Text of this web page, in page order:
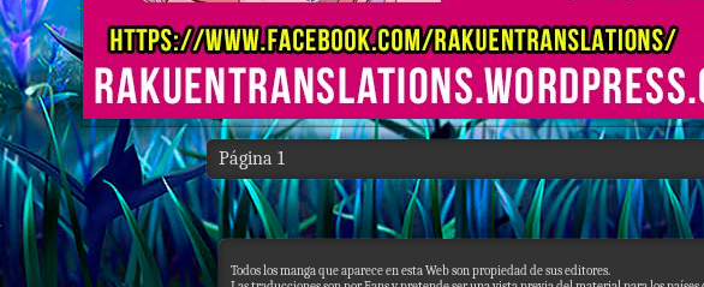
Página 1
Todos los manga que aparece en esta Web son propiedad de sus editores.